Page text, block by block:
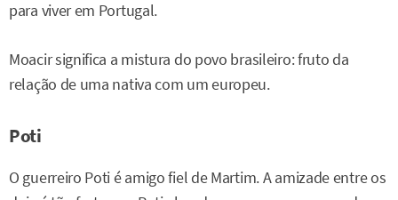
para viver em Portugal.
Moacir significa a mistura do povo brasileiro: fruto da
relação de uma nativa com um europeu.
Poti
O guerreiro Poti é amigo fiel de Martim. A amizade entre os